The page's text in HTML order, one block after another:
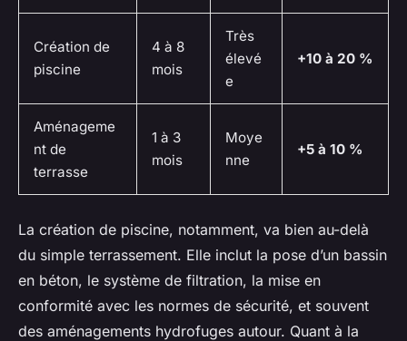
Création de
piscine
4 à 8
mois
Très
élevé
e
+10 à 20 %
Aménageme
nt de
terrasse
1 à 3
mois
Moye
nne
+5 à 10 %
La création de piscine, notamment, va bien au-delà
du simple terrassement. Elle inclut la pose d’un bassin
en béton, le système de filtration, la mise en
conformité avec les normes de sécurité, et souvent
des aménagements hydrofuges autour. Quant à la